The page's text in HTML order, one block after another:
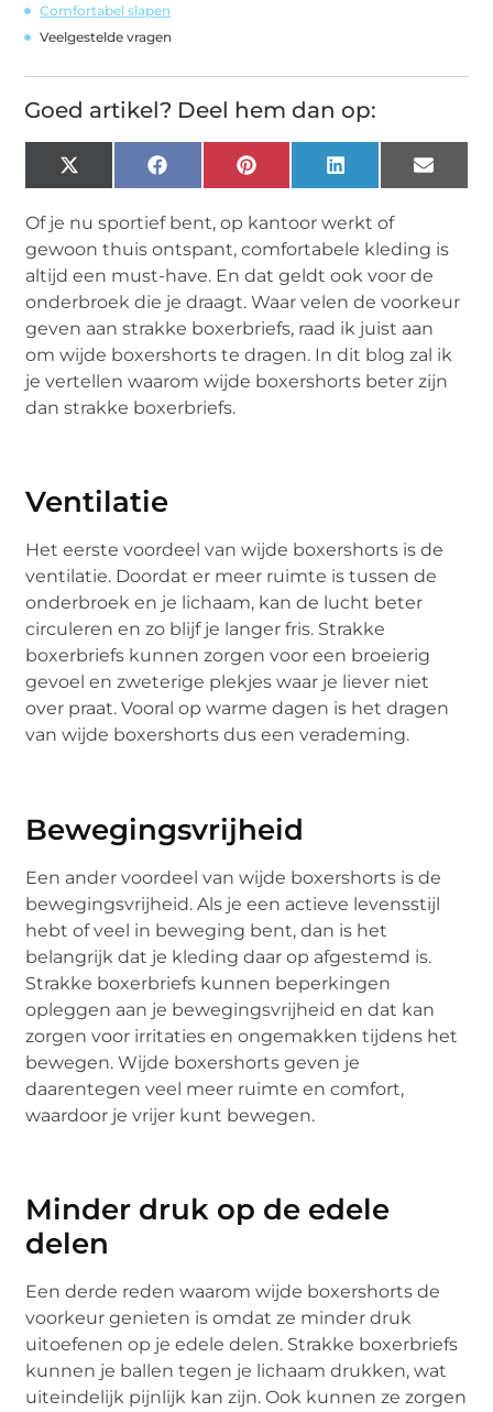
Comfortabel slapen
Veelgestelde vragen
Goed artikel? Deel hem dan op:
X
(Twitter)
FacebookPinterest LinkedIn Email
Of je nu sportief bent, op kantoor werkt of
gewoon thuis ontspant, comfortabele kleding is
altijd een must-have. En dat geldt ook voor de
onderbroek die je draagt. Waar velen de voorkeur
geven aan strakke boxerbriefs, raad ik juist aan
om wijde boxershorts te dragen. In dit blog zal ik
je vertellen waarom wijde boxershorts beter zijn
dan strakke boxerbriefs.
Ventilatie
Het eerste voordeel van wijde boxershorts is de
ventilatie. Doordat er meer ruimte is tussen de
onderbroek en je lichaam, kan de lucht beter
circuleren en zo blijf je langer fris. Strakke
boxerbriefs kunnen zorgen voor een broeierig
gevoel en zweterige plekjes waar je liever niet
over praat. Vooral op warme dagen is het dragen
van wijde boxershorts dus een verademing.
Bewegingsvrijheid
Een ander voordeel van wijde boxershorts is de
bewegingsvrijheid. Als je een actieve levensstijl
hebt of veel in beweging bent, dan is het
belangrijk dat je kleding daar op afgestemd is.
Strakke boxerbriefs kunnen beperkingen
opleggen aan je bewegingsvrijheid en dat kan
zorgen voor irritaties en ongemakken tijdens het
bewegen. Wijde boxershorts geven je
daarentegen veel meer ruimte en comfort,
waardoor je vrijer kunt bewegen.
Minder druk op de edele
delen
Een derde reden waarom wijde boxershorts de
voorkeur genieten is omdat ze minder druk
uitoefenen op je edele delen. Strakke boxerbriefs
kunnen je ballen tegen je lichaam drukken, wat
uiteindelijk pijnlijk kan zijn. Ook kunnen ze zorgen